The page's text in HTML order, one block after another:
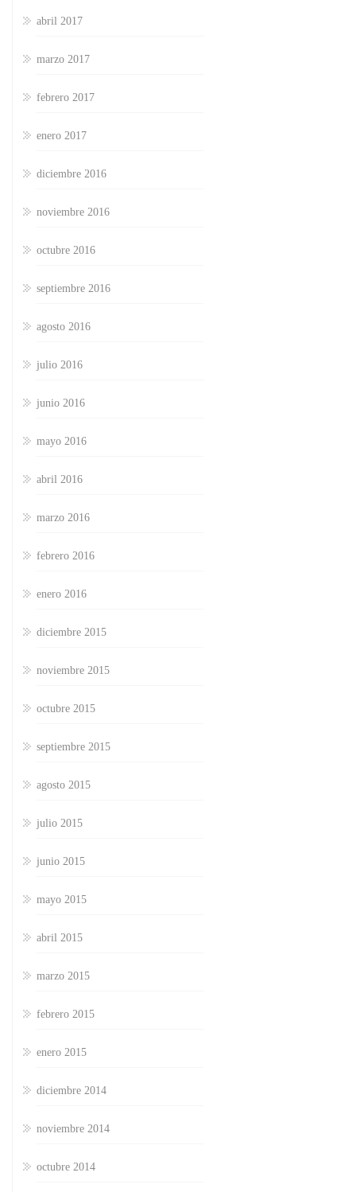
abril 2017
marzo 2017
febrero 2017
enero 2017
diciembre 2016
noviembre 2016
octubre 2016
septiembre 2016
agosto 2016
julio 2016
junio 2016
mayo 2016
abril 2016
marzo 2016
febrero 2016
enero 2016
diciembre 2015
noviembre 2015
octubre 2015
septiembre 2015
agosto 2015
julio 2015
junio 2015
mayo 2015
abril 2015
marzo 2015
febrero 2015
enero 2015
diciembre 2014
noviembre 2014
octubre 2014